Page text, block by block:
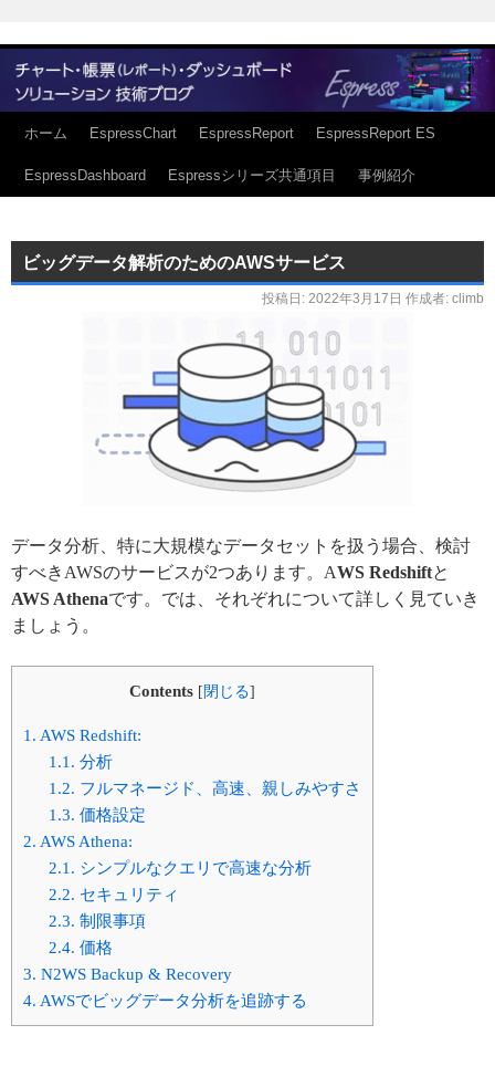
ホーム EspressChart EspressReport EspressReport ES
EspressDashboard Espressシリーズ共通項目 事例紹介
ビッグデータ解析のためのAWSサービス
投稿日: 2022年3月17日 作成者: climb
データ分析、特に大規模なデータセットを扱う場合、検討
すべきAWSのサービスが2つあります。AWS Redshiftと
AWS Athenaです。では、それぞれについて詳しく見ていき
ましょう。
Contents [閉じる]
1. AWS Redshift:
1.1. 分析
1.2. フルマネージド、高速、親しみやすさ
1.3. 価格設定
2. AWS Athena:
2.1. シンプルなクエリで高速な分析
2.2. セキュリティ
2.3. 制限事項
2.4. 価格
3. N2WS Backup & Recovery
4. AWSでビッグデータ分析を追跡する